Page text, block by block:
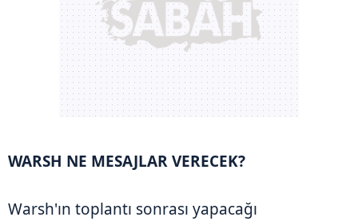
WARSH NE MESAJLAR VERECEK?
Warsh'ın toplantı sonrası yapacağı